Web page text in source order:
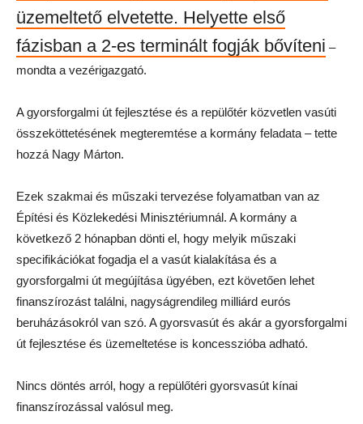
üzemeltető elvetette. Helyette első
fázisban a 2-es terminált fogják bővíteni –
mondta a vezérigazgató.
A gyorsforgalmi út fejlesztése és a repülőtér közvetlen vasúti
összeköttetésének megteremtése a kormány feladata – tette
hozzá Nagy Márton.
Ezek szakmai és műszaki tervezése folyamatban van az
Építési és Közlekedési Minisztériumnál. A kormány a
következő 2 hónapban dönti el, hogy melyik műszaki
specifikációkat fogadja el a vasút kialakítása és a
gyorsforgalmi út megújítása ügyében, ezt követően lehet
finanszírozást találni, nagyságrendileg milliárd eurós
beruházásokról van szó. A gyorsvasút és akár a gyorsforgalmi
út fejlesztése és üzemeltetése is koncesszióba adható.
Nincs döntés arról, hogy a repülőtéri gyorsvasút kínai
finanszírozással valósul meg.